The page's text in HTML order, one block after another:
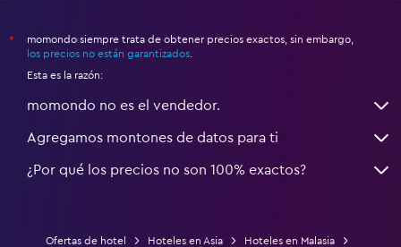
*
momondo siempre trata de obtener precios exactos, sin embargo,
los precios no están garantizados
Esta es la razón:
momondo no es el vendedor.
Agregamos montones de datos para ti
¿Por qué los precios no son 100% exactos?
Ofertas de hotel Hoteles en Asia
Hoteles en Malasia